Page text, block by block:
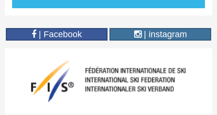
| Facebook | instagram